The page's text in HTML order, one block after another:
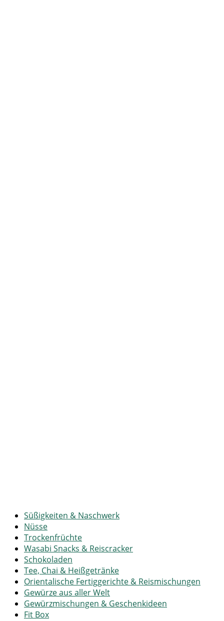
Süßigkeiten & Naschwerk
Nüsse
Trockenfrüchte
Wasabi Snacks & Reiscracker
Schokoladen
Tee, Chai & Heißgetränke
Orientalische Fertiggerichte & Reismischungen
Gewürze aus aller Welt
Gewürzmischungen & Geschenkideen
Fit Box